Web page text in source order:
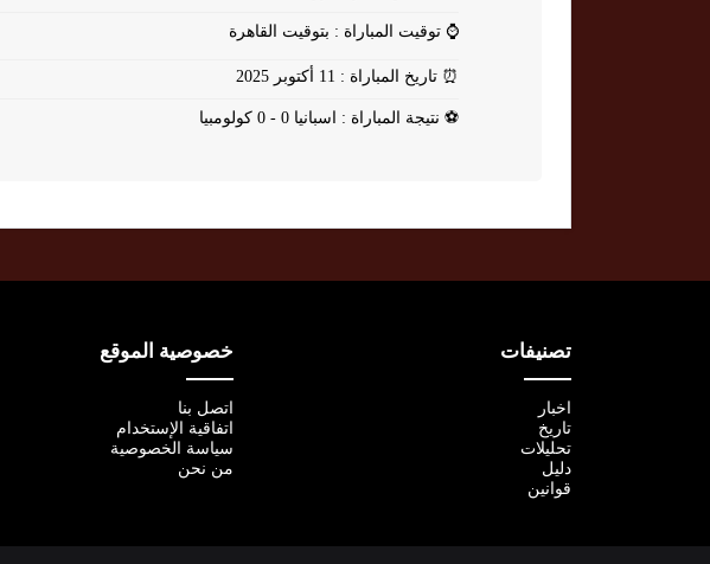
⌚ توقيت المباراة : بتوقيت القاهرة
⏰ تاريخ المباراة : 11 أكتوبر 2025
⚽ نتيجة المباراة : اسبانيا 0 - 0 كولومبيا
تصنيفات
اخبار
تاريخ
تحليلات
دليل
قوانين
خصوصية الموقع
اتصل بنا
اتفاقية الإستخدام
سياسة الخصوصية
من نحن